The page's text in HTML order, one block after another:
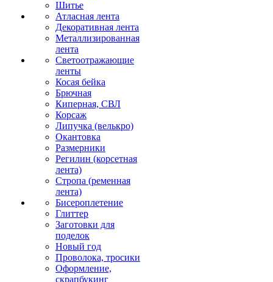
Шитье
Атласная лента
Декоративная лента
Металлизированная
лента
Светоотражающие
ленты
Косая бейка
Брючная
Киперная, СВЛ
Корсаж
Липучка (велькро)
Окантовка
Размерники
Регилин (корсетная
лента)
Стропа (ременная
лента)
Бисероплетение
Глиттер
Заготовки для
поделок
Новый год
Проволока, тросики
Оформление,
скрапбукинг